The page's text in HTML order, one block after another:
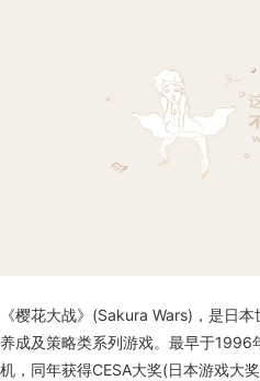
《樱花大战》(Sakura Wars)，是日
养成及策略类系列游戏。最早于1996
机，同年获得CESA大奖(日本游戏大